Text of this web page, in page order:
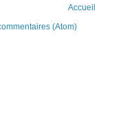
Accueil
(Atom)